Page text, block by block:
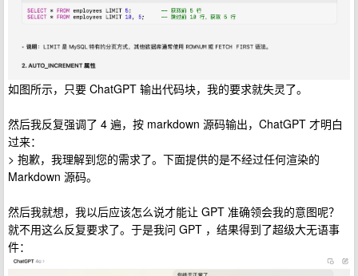
如图所示，只要 ChatGPT 输出代码块，我的要求就失灵了。
然后我反复强调了 4 遍，按 markdown 源码输出，ChatGPT 才明白
过来：
> 抱歉，我理解到您的需求了。下面提供的是不经过任何渲染的
Markdown 源码。
然后我就想，我以后应该怎么说才能让 GPT 准确领会我的意图呢？
就不用这么反复要求了。于是我问 GPT ，结果得到了超级大无语事
件：